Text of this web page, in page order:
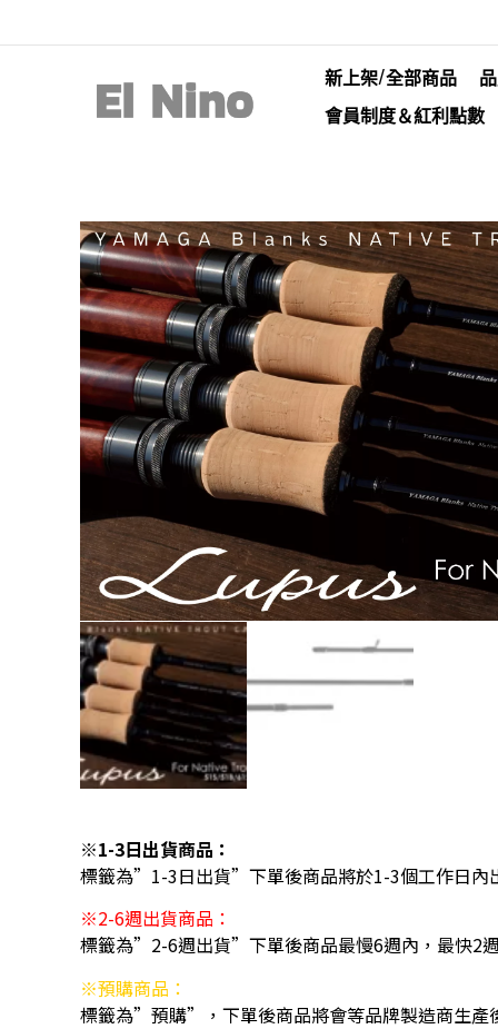
新上架/全部商品
會員制度＆紅利點數
※1-3日出貨商品：
標籤為”1-3日出貨”下單後商品將於1-3個工作日內
※2-6週出貨商品：
標籤為”2-6週出貨”下單後商品最慢6週內，最快2
※預購商品：
標籤為”預購”，下單後商品將會等品牌製造商生產